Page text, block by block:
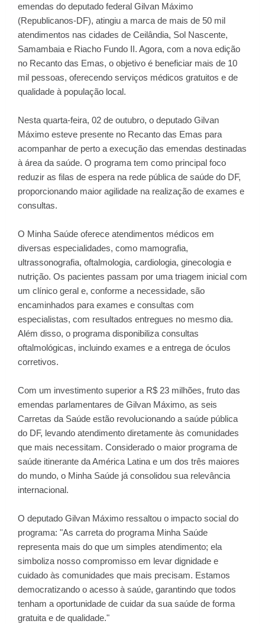
emendas do deputado federal Gilvan Máximo
(Republicanos-DF), atingiu a marca de mais de 50 mil
atendimentos nas cidades de Ceilândia, Sol Nascente,
Samambaia e Riacho Fundo II. Agora, com a nova edição
no Recanto das Emas, o objetivo é beneficiar mais de 10
mil pessoas, oferecendo serviços médicos gratuitos e de
qualidade à população local.
Nesta quarta-feira, 02 de outubro, o deputado Gilvan
Máximo esteve presente no Recanto das Emas para
acompanhar de perto a execução das emendas destinadas
à área da saúde. O programa tem como principal foco
reduzir as filas de espera na rede pública de saúde do DF,
proporcionando maior agilidade na realização de exames e
consultas.
O Minha Saúde oferece atendimentos médicos em
diversas especialidades, como mamografia,
ultrassonografia, oftalmologia, cardiologia, ginecologia e
nutrição. Os pacientes passam por uma triagem inicial com
um clínico geral e, conforme a necessidade, são
encaminhados para exames e consultas com
especialistas, com resultados entregues no mesmo dia.
Além disso, o programa disponibiliza consultas
oftalmológicas, incluindo exames e a entrega de óculos
corretivos.
Com um investimento superior a R$ 23 milhões, fruto das
emendas parlamentares de Gilvan Máximo, as seis
Carretas da Saúde estão revolucionando a saúde pública
do DF, levando atendimento diretamente às comunidades
que mais necessitam. Considerado o maior programa de
saúde itinerante da América Latina e um dos três maiores
do mundo, o Minha Saúde já consolidou sua relevância
internacional.
O deputado Gilvan Máximo ressaltou o impacto social do
programa: "As carreta do programa Minha Saúde
representa mais do que um simples atendimento; ela
simboliza nosso compromisso em levar dignidade e
cuidado às comunidades que mais precisam. Estamos
democratizando o acesso à saúde, garantindo que todos
tenham a oportunidade de cuidar da sua saúde de forma
gratuita e de qualidade."